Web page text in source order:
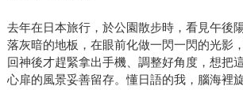
去年在日本旅行，於公園散步時，看見午後
落灰暗的地板，在眼前化做一閃一閃的光影
回神後才趕緊拿出手機、調整好角度，想把
心扉的風景妥善留存。懂日語的我，腦海裡